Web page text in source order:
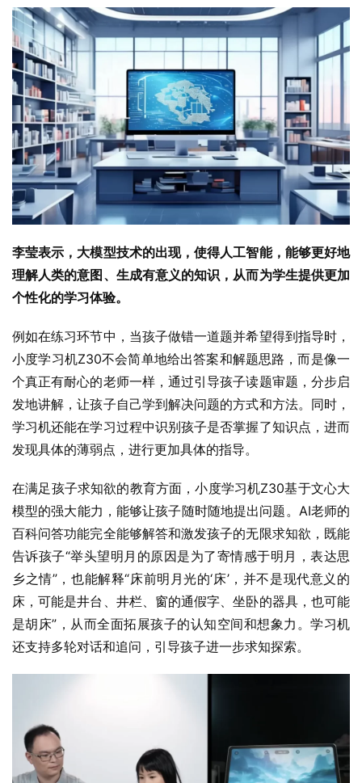
李莹表示，大模型技术的出现，使得人工智能，能够更好地
理解人类的意图、生成有意义的知识，从而为学生提供更加
个性化的学习体验。
例如在练习环节中，当孩子做错一道题并希望得到指导时，
小度学习机Z30不会简单地给出答案和解题思路，而是像一
个真正有耐心的老师一样，通过引导孩子读题审题，分步启
发地讲解，让孩子自己学到解决问题的方式和方法。同时，
学习机还能在学习过程中识别孩子是否掌握了知识点，进而
发现具体的薄弱点，进行更加具体的指导。
在满足孩子求知欲的教育方面，小度学习机Z30基于文心大
模型的强大能力，能够让孩子随时随地提出问题。AI老师的
百科问答功能完全能够解答和激发孩子的无限求知欲，既能
告诉孩子“举头望明月的原因是为了寄情感于明月，表达思
乡之情”，也能解释“床前明月光的‘床’，并不是现代意义的
床，可能是井台、井栏、窗的通假字、坐卧的器具，也可能
是胡床”，从而全面拓展孩子的认知空间和想象力。学习机
还支持多轮对话和追问，引导孩子进一步求知探索。